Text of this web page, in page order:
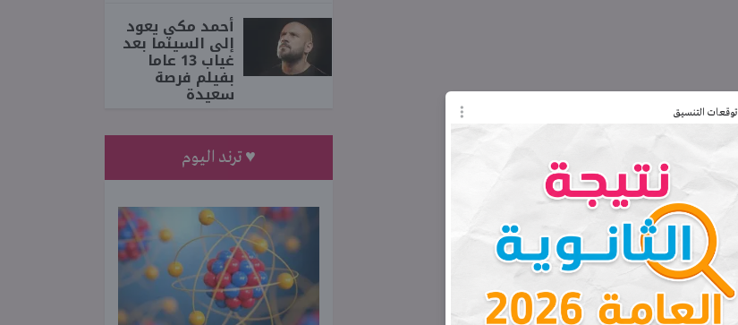
توقعات التنسيق
أحمد مكي يعود
إلى السينما بعد
غياب 13 عاما
بفيلم فرصة
سعيدة
♥ ترند اليوم